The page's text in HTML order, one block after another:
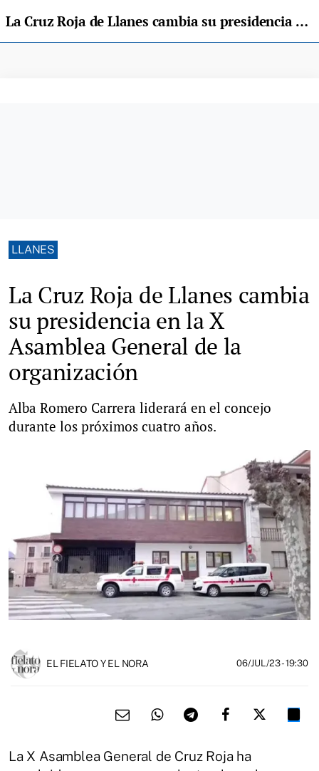
La Cruz Roja de Llanes cambia su presidencia en la X Asamblea General de la organización
LLANES
La Cruz Roja de Llanes cambia
su presidencia en la X
Asamblea General de la
organización
Alba Romero Carrera liderará en el concejo
durante los próximos cuatro años.
EL FIELATO Y EL NORA 06/JUL/23- 19:30
La X Asamblea General de Cruz Roja ha